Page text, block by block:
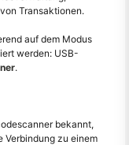
Transaktionen.
auf dem Modus
werden: USB-
.
bekannt,
Verbindung zu einem